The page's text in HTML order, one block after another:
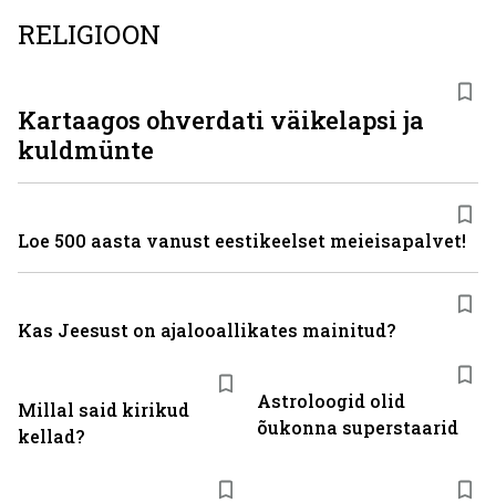
RELIGIOON
Millal said kirikud
kellad?
Astroloogid olid
õukonna superstaarid
Kartaagos ohverdati väikelapsi ja
kuldmünte
Loe 500 aasta vanust eestikeelset meieisapalvet!
Kas Jeesust on ajalooallikates mainitud?